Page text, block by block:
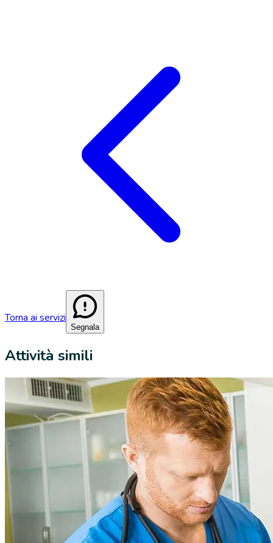
Torna ai servizi
Segnala
Attività simili